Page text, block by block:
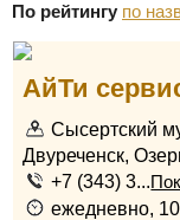
По рейтингу по
АйТи
Сысертский
Двуреченск,
+7 (343) 3...
ежедневно,